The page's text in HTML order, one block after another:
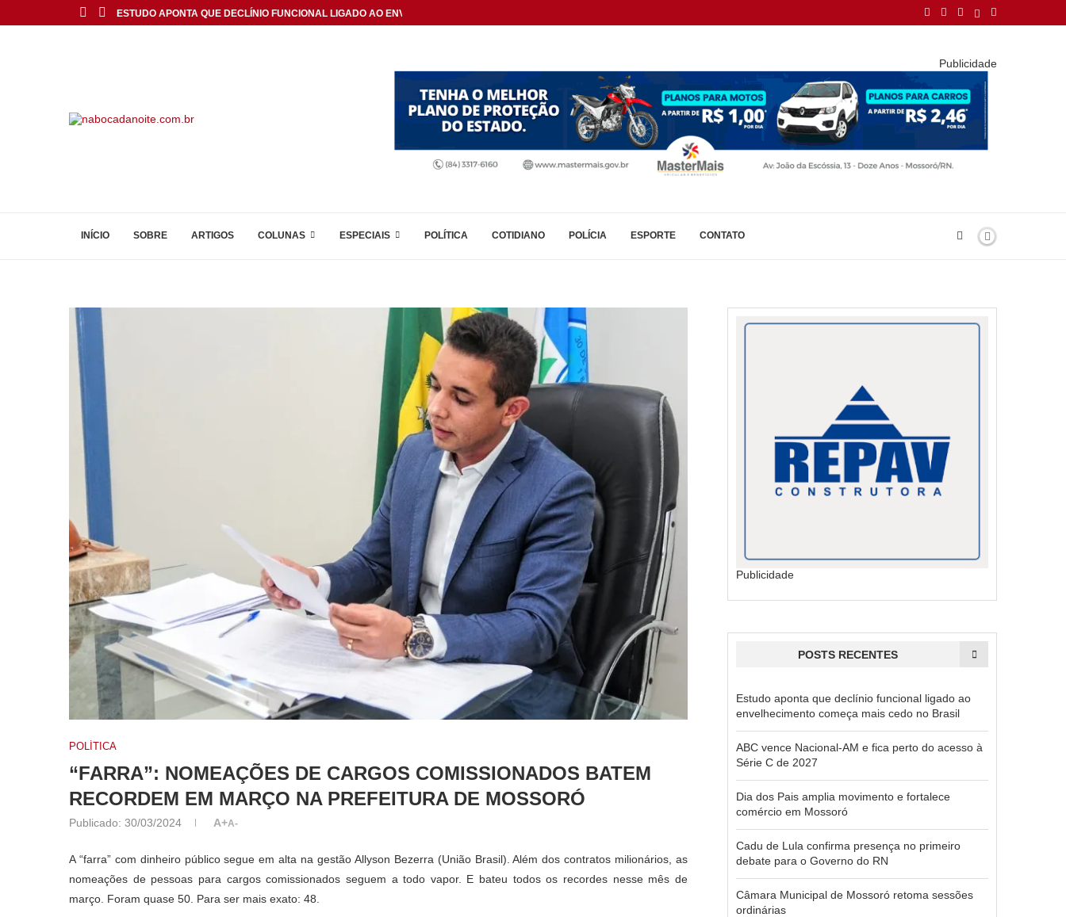
ESTUDO APONTA QUE DECLÍNIO FUNCIONAL LIGADO AO ENVELHECIMENTO...
Publicidade
INÍCIO SOBRE ARTIGOS COLUNAS ESPECIAIS POLÍTICA COTIDIANO POLÍCIA ESPORTE CONTATO
POLÍTICA
“FARRA”: NOMEAÇÕES DE CARGOS COMISSIONADOS BATEM
RECORDEM EM MARÇO NA PREFEITURA DE MOSSORÓ
Publicado: 30/03/2024 A+A-
A “farra” com dinheiro público segue em alta na gestão Allyson Bezerra (União Brasil). Além dos contratos milionários, as
nomeações de pessoas para cargos comissionados seguem a todo vapor. E bateu todos os recordes nesse mês de
março. Foram quase 50. Para ser mais exato: 48.
Publicidade
POSTS RECENTES
Estudo aponta que declínio funcional ligado ao
envelhecimento começa mais cedo no Brasil
ABC vence Nacional-AM e fica perto do acesso à
Série C de 2027
Dia dos Pais amplia movimento e fortalece
comércio em Mossoró
Cadu de Lula confirma presença no primeiro
debate para o Governo do RN
Câmara Municipal de Mossoró retoma sessões
ordinárias